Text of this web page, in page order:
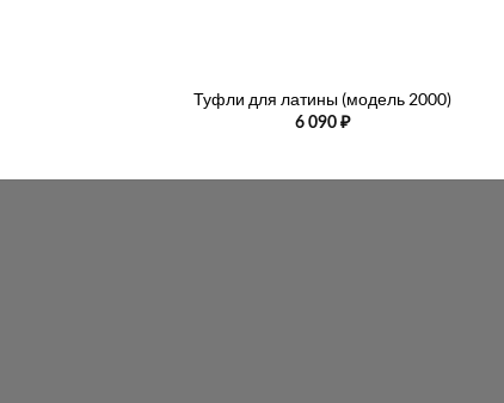
Туфли для латины (модель 2000)
6 090₽